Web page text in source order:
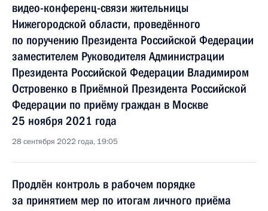
видео-конференц-связи жительницы
Нижегородской области, проведённого
по поручению Президента Российской Федерации
заместителем Руководителя Администрации
Президента Российской Федерации Владимиром
Островенко в Приёмной Президента Российской
Федерации по приёму граждан в Москве
25 ноября 2021 года
28 сентября 2022 года, 19:05
Продлён контроль в рабочем порядке
за принятием мер по итогам личного приёма